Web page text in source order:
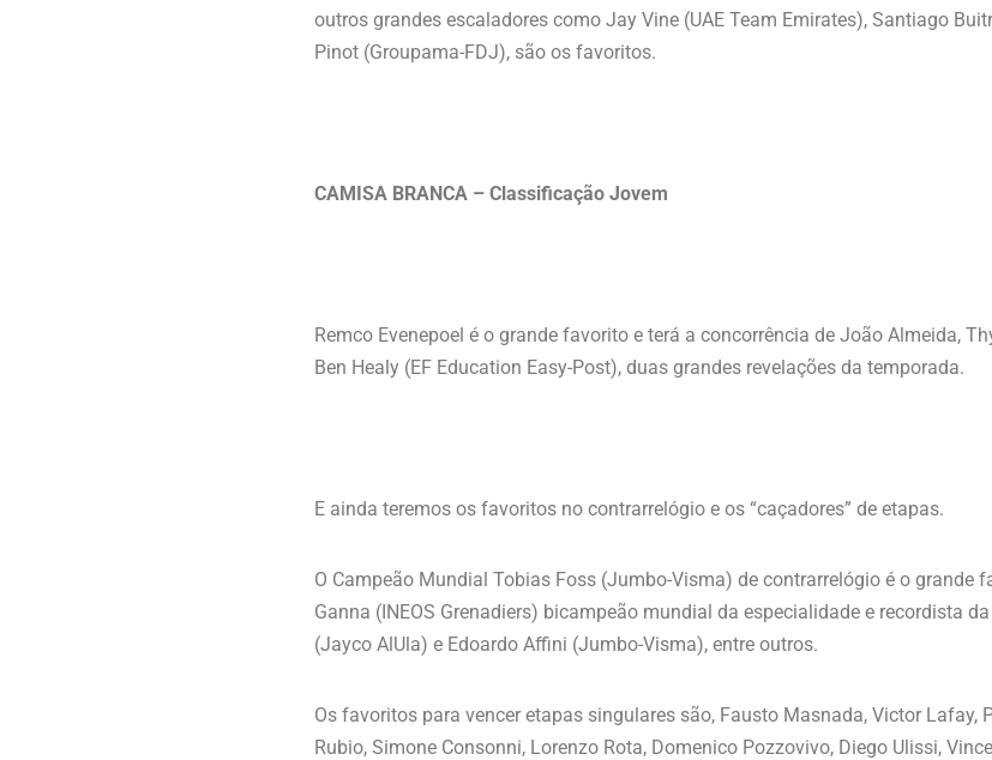
outros grandes escaladores como Jay Vine (UAE Team Emirates), Santiago
Pinot (Groupama-FDJ), são os favoritos.
CAMISA BRANCA – Classificação Jovem
Remco Evenepoel é o grande favorito e terá a concorrência de João Almeida,
Ben Healy (EF Education Easy-Post), duas grandes revelações da temporada.
E ainda teremos os favoritos no contrarrelógio e os “caçadores” de etapas.
O Campeão Mundial Tobias Foss (Jumbo-Visma) de contrarrelógio é o grande
Ganna (INEOS Grenadiers) bicampeão mundial da especialidade e recordista
(Jayco AlUla) e Edoardo Affini (Jumbo-Visma), entre outros.
Os favoritos para vencer etapas singulares são, Fausto Masnada, Victor Lafay,
Rubio, Simone Consonni, Lorenzo Rota, Domenico Pozzovivo, Diego Ulissi,